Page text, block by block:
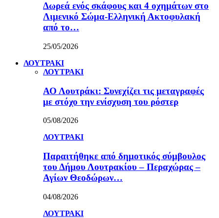
Δωρεά ενός σκάφους και 4 οχημάτων στο
Λιμενικό Σώμα-Ελληνική Ακτοφυλακή
από το…
25/05/2026
ΛΟΥΤΡΑΚΙ
ΛΟΥΤΡΑΚΙ
ΑΟ Λουτράκι: Συνεχίζει τις μεταγραφές
με στόχο την ενίσχυση του ρόστερ
05/08/2026
ΛΟΥΤΡΑΚΙ
Παραιτήθηκε από δημοτικός σύμβουλος
του Δήμου Λουτρακίου – Περαχώρας –
Αγίων Θεοδώρων…
04/08/2026
ΛΟΥΤΡΑΚΙ